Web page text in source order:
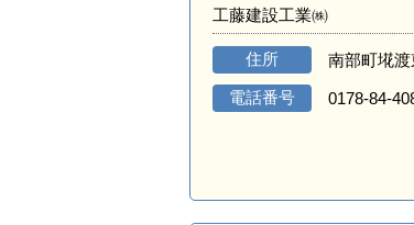
工藤建設工業㈱
住所 南部町埖
電話番号 0178-84-